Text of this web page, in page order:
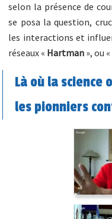
selon la présence de
se posa la question,
les interactions et
réseaux « Hartman », ou «
Là où la
les pionniers